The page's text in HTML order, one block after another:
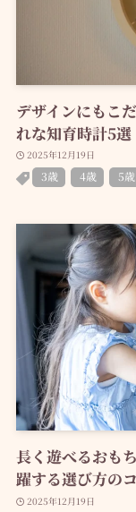
デザインにもこ
れな知育時計5選
2025年12月19日
3歳 4歳 5歳
長く遊べるおも
躍する選び方の
2025年12月19日